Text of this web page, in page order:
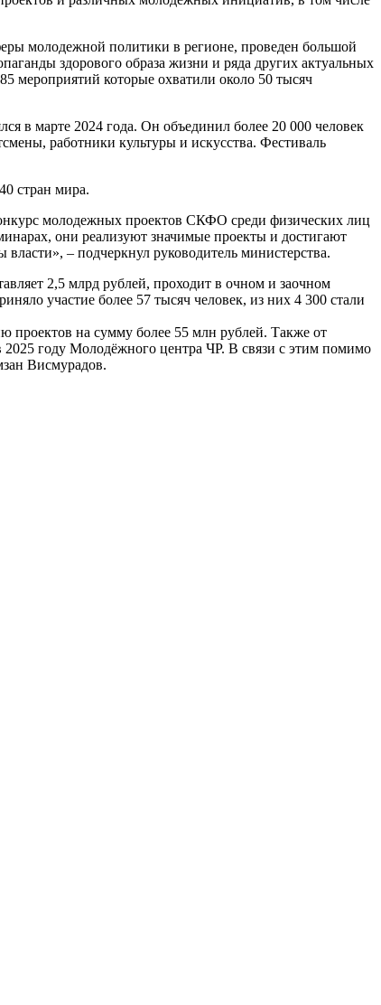
молодежной политики в регионе, проведен большой
здорового образа жизни и ряда других актуальных
мероприятий которые охватили около 50 тысяч
в марте 2024 года. Он объединил более 20 000 человек
работники культуры и искусства. Фестиваль
стран мира.
молодежных проектов СКФО среди физических лиц
они реализуют значимые проекты и достигают
– подчеркнул руководитель министерства.
2,5 млрд рублей, проходит в очном и заочном
участие более 57 тысяч человек, из них 4 300 стали
проектов на сумму более 55 млн рублей. Также от
2025 году Молодёжного центра ЧР. В связи с этим помимо
Висмурадов.